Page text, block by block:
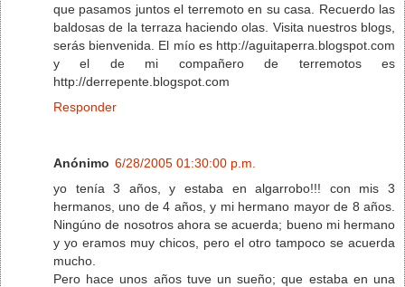
que pasamos juntos el terremoto en su casa. Recuerdo las
baldosas de la terraza haciendo olas. Visita nuestros blogs,
serás bienvenida. El mío es http://aguitaperra.blogspot.com
y el de mi compañero de terremotos es
http://derrepente.blogspot.com
Responder
Anónimo 6/28/2005 01:30:00 p.m.
yo tenía 3 años, y estaba en algarrobo!!! con mis 3
hermanos, uno de 4 años, y mi hermano mayor de 8 años.
Ningúno de nosotros ahora se acuerda; bueno mi hermano
y yo eramos muy chicos, pero el otro tampoco se acuerda
mucho.
Pero hace unos años tuve un sueño; que estaba en una